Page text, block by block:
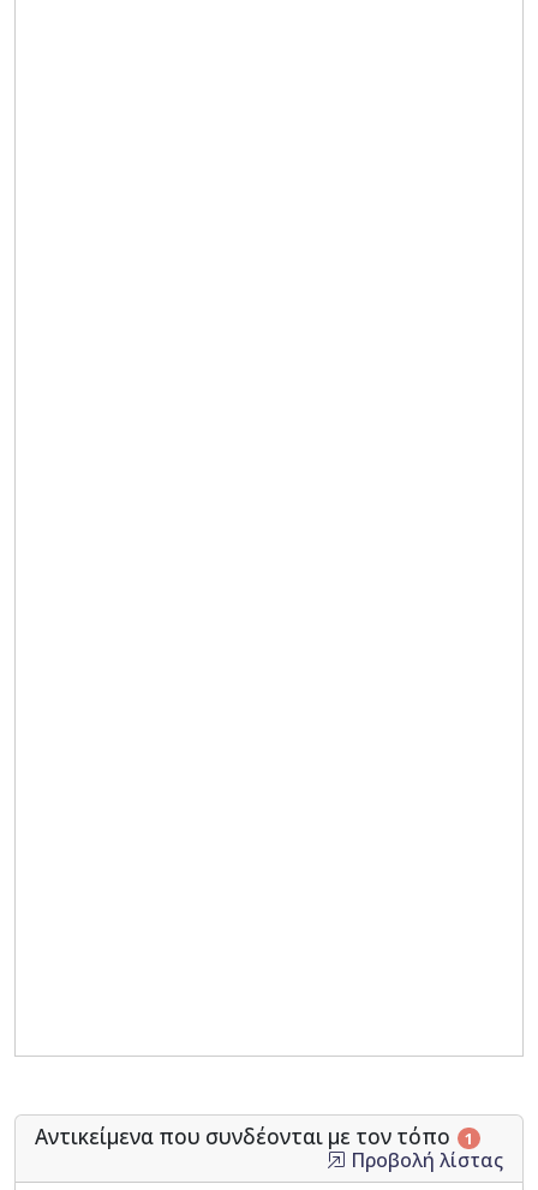
Αντικείμενα που συνδέονται με τον τόπο 1
Προβολή λίστας